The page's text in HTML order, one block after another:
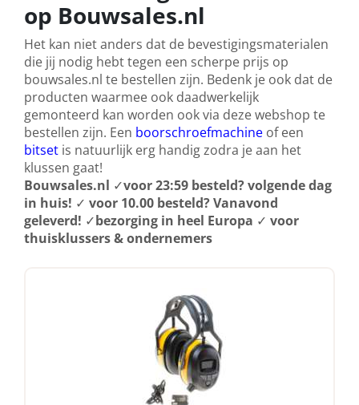
op Bouwsales.nl
Het kan niet anders dat de bevestigingsmaterialen
die jij nodig hebt tegen een scherpe prijs op
bouwsales.nl te bestellen zijn. Bedenk je ook dat de
producten waarmee ook daadwerkelijk
gemonteerd kan worden ook via deze webshop te
bestellen zijn. Een boorschroefmachine of een
bitset is natuurlijk erg handig zodra je aan het
klussen gaat!
Bouwsales.nl ✓voor 23:59 besteld? volgende dag
in huis! ✓ voor 10.00 besteld? Vanavond
geleverd! ✓bezorging in heel Europa ✓ voor
thuisklussers & ondernemers